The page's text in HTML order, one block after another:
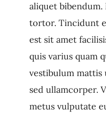
aliquet bibendum.
tortor. Tincidunt
est sit amet
quis varius quam
vestibulum
sed ullamcorper.
metus vulputate